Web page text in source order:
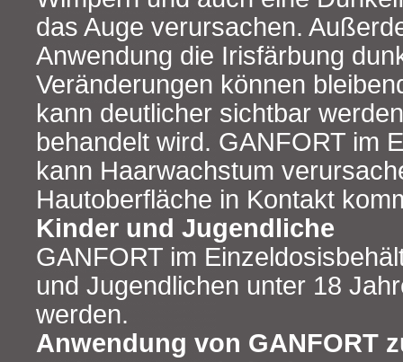
das Auge verursachen.
Anwendung die Irisfärbung
Veränderungen können
kann deutlicher sichtbar
behandelt wird. GANFORT im
kann Haarwachstum
Hautoberfläche in Kontakt
Kinder und Jugendliche
GANFORT im
und Jugendlichen unter 18
werden.
Anwendung von GANFORT